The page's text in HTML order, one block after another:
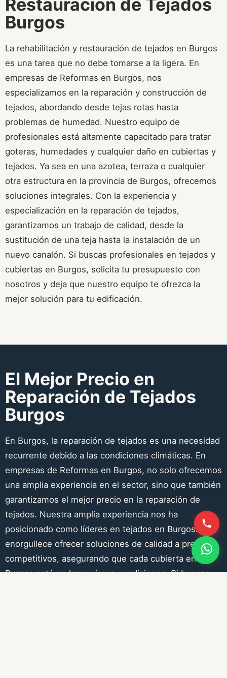
Restauración de Tejados
Burgos
La rehabilitación y restauración de tejados en Burgos
es una tarea que no debe tomarse a la ligera. En
empresas de Reformas en Burgos, nos
especializamos en la reparación y construcción de
tejados, abordando desde tejas rotas hasta
problemas de humedad. Nuestro equipo de
profesionales está altamente capacitado para tratar
goteras, humedades y cualquier daño en cubiertas y
tejados. Ya sea en una azotea, terraza o cualquier
otra estructura en la provincia de Burgos, ofrecemos
soluciones integrales. Con la experiencia y
especialización en la reparación de tejados,
garantizamos un trabajo de calidad, desde la
sustitución de una teja hasta la instalación de un
nuevo canalón. Si buscas profesionales en tejados y
cubiertas en Burgos, solicita tu presupuesto con
nosotros y deja que nuestro equipo te ofrezca la
mejor solución para tu edificación.
El Mejor Precio en
Reparación de Tejados
Burgos
En Burgos, la reparación de tejados es una necesidad
recurrente debido a las condiciones climáticas. En
empresas de Reformas en Burgos, no solo ofrecemos
una amplia experiencia en el sector, sino que también
garantizamos el mejor precio en la reparación de
tejados. Nuestra amplia experiencia nos ha
posicionado como líderes en tejados en Burgos. Nos
enorgullece ofrecer soluciones de calidad a precios
competitivos, asegurando que cada cubierta en
Burgos esté en las mejores condiciones. Si buscas